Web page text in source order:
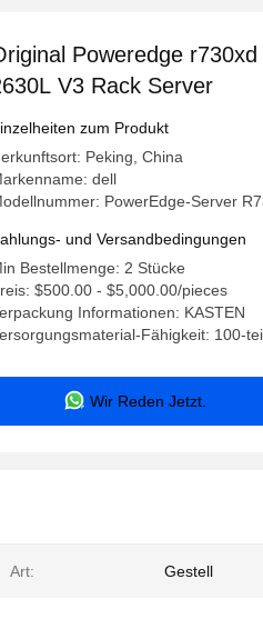
Poweredge
V3 Rack Server
zum Produkt
Peking, China
dell
PowerEdge-Server
und Versandbedingungen
Bestellmenge: 2 Stücke
$500.00 - $5,000.00/pieces
Informationen: KASTEN
Fähigkeit: 100-
Wir Reden Jetzt.
Art: Gestell